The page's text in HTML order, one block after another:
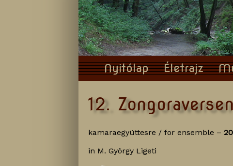
Nyitólap Életrajz
12.
kamaraegyüttesre / for ensemble –
in M. György Ligeti